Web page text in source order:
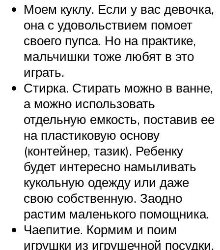
Моем куклу. Если у вас девочка,
она с удовольствием помоет
своего пупса. Но на практике,
мальчишки тоже любят в это
играть.
Стирка. Стирать можно в ванне,
а можно использовать
отдельную емкость, поставив ее
на пластиковую основу
(контейнер, тазик). Ребенку
будет интересно намыливать
кукольную одежду или даже
свою собственную. Заодно
растим маленького помощника.
Чаепитие. Кормим и поим
игрушки из игрушечной посудки.